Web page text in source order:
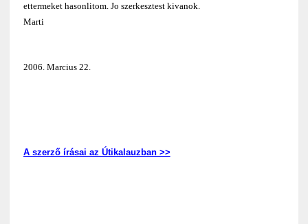
ettermeket hasonlitom. Jo szerkesztest kivanok.
Marti
2006. Marcius 22.
A szerző írásai az Útikalauzban >>